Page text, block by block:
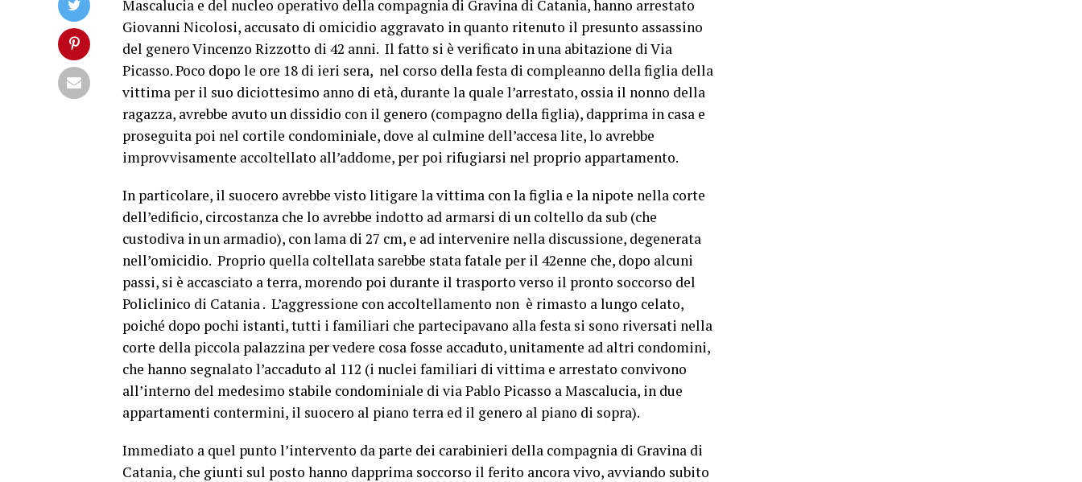
Mascalucia e del nucleo operativo della compagnia di Gravina di Catania, hanno arrestato
Giovanni Nicolosi, accusato di omicidio aggravato in quanto ritenuto il presunto assassino
del genero Vincenzo Rizzotto di 42 anni. Il fatto si è verificato in una abitazione di Via
Picasso. Poco dopo le ore 18 di ieri sera, nel corso della festa di compleanno della figlia della
vittima per il suo diciottesimo anno di età, durante la quale l’arrestato, ossia il nonno della
ragazza, avrebbe avuto un dissidio con il genero (compagno della figlia), dapprima in casa e
proseguita poi nel cortile condominiale, dove al culmine dell’accesa lite, lo avrebbe
improvvisamente accoltellato all’addome, per poi rifugiarsi nel proprio appartamento.
In particolare, il suocero avrebbe visto litigare la vittima con la figlia e la nipote nella corte
dell’edificio, circostanza che lo avrebbe indotto ad armarsi di un coltello da sub (che
custodiva in un armadio), con lama di 27 cm, e ad intervenire nella discussione, degenerata
nell’omicidio. Proprio quella coltellata sarebbe stata fatale per il 42enne che, dopo alcuni
passi, si è accasciato a terra, morendo poi durante il trasporto verso il pronto soccorso del
Policlinico di Catania . L’aggressione con accoltellamento non è rimasto a lungo celato,
poiché dopo pochi istanti, tutti i familiari che partecipavano alla festa si sono riversati nella
corte della piccola palazzina per vedere cosa fosse accaduto, unitamente ad altri condomini,
che hanno segnalato l’accaduto al 112 (i nuclei familiari di vittima e arrestato convivono
all’interno del medesimo stabile condominiale di via Pablo Picasso a Mascalucia, in due
appartamenti contermini, il suocero al piano terra ed il genero al piano di sopra).
Immediato a quel punto l’intervento da parte dei carabinieri della compagnia di Gravina di
Catania, che giunti sul posto hanno dapprima soccorso il ferito ancora vivo, avviando subito